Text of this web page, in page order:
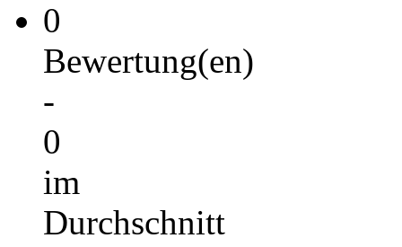
0
Bewertung(en)
-
0
im
Durchschnitt